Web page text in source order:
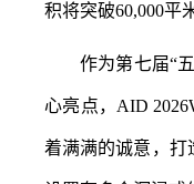
积将突破60,000平
作为第七届“
心亮点，AID
着满满的诚意，打